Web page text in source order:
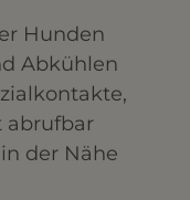
Hunden
Abkühlen
abrufbar
der Nähe